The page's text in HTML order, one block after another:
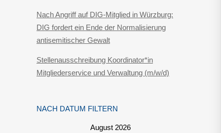
Nach Angriff auf DIG-Mitglied in Würzburg:
DIG fordert ein Ende der Normalisierung
antisemitischer Gewalt
Stellenausschreibung Koordinator*in
Mitgliederservice und Verwaltung (m/w/d)
NACH DATUM FILTERN
August 2026